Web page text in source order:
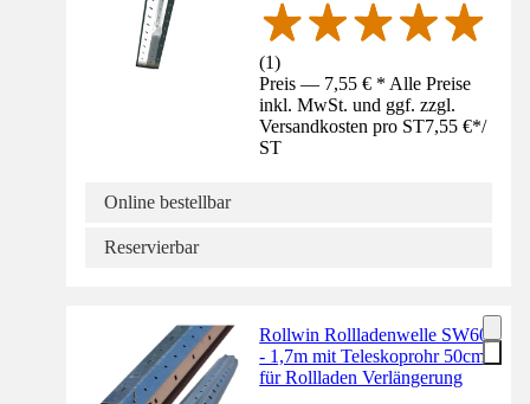
(1)
Preis — 7,55 € * Alle Preise
inkl. MwSt. und ggf. zzgl.
Versandkosten pro ST7,55 €*/
ST
Online bestellbar
Reservierbar
Rollwin Rollladenwelle SW60
- 1,7m mit Teleskoprohr 50cm
für Rollladen Verlängerung